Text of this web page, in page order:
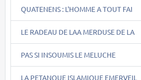
QUATENENS : L'HOMME A TOUT FAI
LE RADEAU DE LAA MERDUSE DE LA
PAS SI INSOUMIS LE MELUCHE
LA PETANQUE ISLAMIQUE EMERVEIL